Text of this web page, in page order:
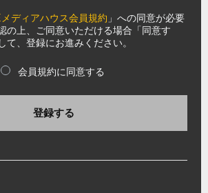
ディアハウス会員規約 」への同意が必要
の上、ご同意いただける場合「同意す
て、登録にお進みください。
会員規約に同意する
登録する